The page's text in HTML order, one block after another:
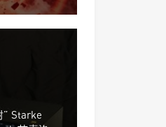
Starke